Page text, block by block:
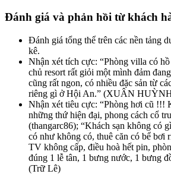
Đánh giá và phản hồi từ khách
Đánh giá tổng thể trên các nền tảng
kê.
Nhận xét tích cực: “Phòng villa có
chủ resort rất giỏi một mình đảm
cũng rất ngon, có nhiều đặc sản từ
riêng gì ở Hội An.” (XUÂN
Nhận xét tiêu cực: “Phòng hơi cũ !!!
những thứ hiện đại, phong cách cổ
(thangarc86); “Khách sạn không có
có như không có, thuê căn có bể bơi
TV không cấp, điều hoà hết pin,
đúng 1 lễ tân, 1 bưng nước, 1 bưng
(Trữ Lê)